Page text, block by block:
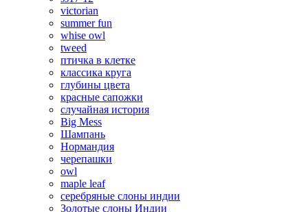
victorian
summer fun
whise owl
tweed
птичка в клетке
классика круга
глубины цвета
красные сапожки
случайная история
Big Mess
Шампань
Нормандия
черепашки
owl
maple leaf
серебряные слоны индии
Золотые слоны Индии